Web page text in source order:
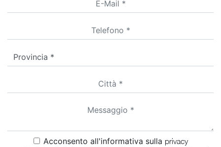
Acconsento all'informativa sulla privacy